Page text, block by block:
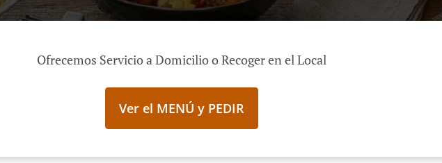
Ofrecemos Servicio a Domicilio o Recoger en el Local
Ver el MENÚ y PEDIR